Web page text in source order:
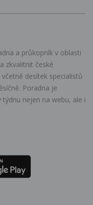
a průkopník v oblasti
zkvalitnit české
desítek specialistů
Poradna je
nejen na webu, ale i